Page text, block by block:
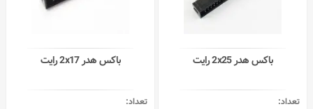
باکس هدر 2x25 رایت
تعداد:
باکس هدر 2x17 رایت
تعداد: